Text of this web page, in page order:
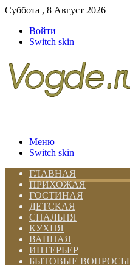
Суббота , 8 Август 2026
Войти
Switch skin
Меню
Switch skin
ГЛАВНАЯ
ПРИХОЖАЯ
ГОСТИНАЯ
ДЕТСКАЯ
СПАЛЬНЯ
КУХНЯ
ВАННАЯ
ИНТЕРЬЕР
БЫТОВЫЕ ВОПРОСЫ